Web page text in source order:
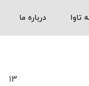
تاوا درباره ما
۱۳